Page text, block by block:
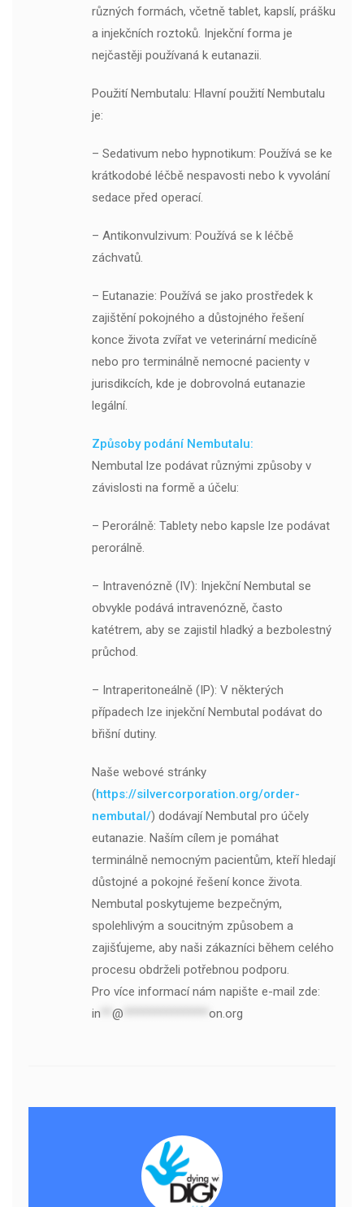
různých formách, včetně tablet, kapslí, prášku
a injekčních roztoků. Injekční forma je
nejčastěji používaná k eutanazii.
Použití Nembutalu: Hlavní použití Nembutalu
je:
– Sedativum nebo hypnotikum: Používá se ke
krátkodobé léčbě nespavosti nebo k vyvolání
sedace před operací.
– Antikonvulzivum: Používá se k léčbě
záchvatů.
– Eutanazie: Používá se jako prostředek k
zajištění pokojného a důstojného řešení
konce života zvířat ve veterinární medicíně
nebo pro terminálně nemocné pacienty v
jurisdikcích, kde je dobrovolná eutanazie
legální.
Způsoby podání Nembutalu:
Nembutal lze podávat různými způsoby v
závislosti na formě a účelu:
– Perorálně: Tablety nebo kapsle lze podávat
perorálně.
– Intravenózně (IV): Injekční Nembutal se
obvykle podává intravenózně, často
katétrem, aby se zajistil hladký a bezbolestný
průchod.
– Intraperitoneálně (IP): V některých
případech lze injekční Nembutal podávat do
břišní dutiny.
Naše webové stránky
(https://silvercorporation.org/order-
nembutal/) dodávají Nembutal pro účely
eutanazie. Naším cílem je pomáhat
terminálně nemocným pacientům, kteří hledají
důstojné a pokojné řešení konce života.
Nembutal poskytujeme bezpečným,
spolehlivým a soucitným způsobem a
zajišťujeme, aby naši zákazníci během celého
procesu obdrželi potřebnou podporu.
Pro více informací nám napište e-mail zde:
in
@ on.org